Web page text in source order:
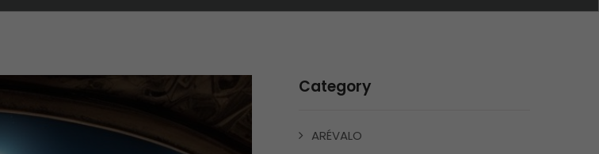
Category
ARÉVALO